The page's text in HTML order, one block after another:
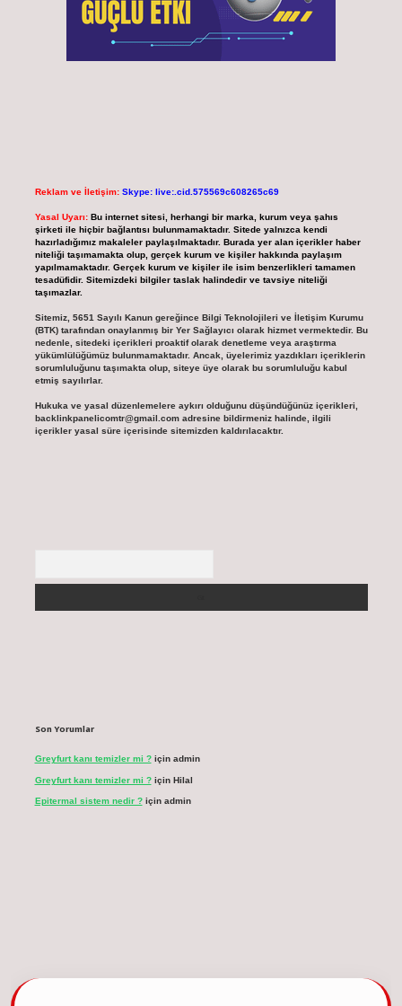
Reklam ve İletişim: Skype: live:.cid.575569c608265c69
Yasal Uyarı: Bu internet sitesi, herhangi bir marka, kurum veya şahıs
şirketi ile hiçbir bağlantısı bulunmamaktadır. Sitede yalnızca kendi
hazırladığımız makaleler paylaşılmaktadır. Burada yer alan içerikler haber
niteliği taşımamakta olup, gerçek kurum ve kişiler hakkında paylaşım
yapılmamaktadır. Gerçek kurum ve kişiler ile isim benzerlikleri tamamen
tesadüfidir. Sitemizdeki bilgiler taslak halindedir ve tavsiye niteliği
taşımazlar.
Sitemiz, 5651 Sayılı Kanun gereğince Bilgi Teknolojileri ve İletişim Kurumu
(BTK) tarafından onaylanmış bir Yer Sağlayıcı olarak hizmet vermektedir. Bu
nedenle, sitedeki içerikleri proaktif olarak denetleme veya araştırma
yükümlülüğümüz bulunmamaktadır. Ancak, üyelerimiz yazdıkları içeriklerin
sorumluluğunu taşımakta olup, siteye üye olarak bu sorumluluğu kabul
etmiş sayılırlar.
Hukuka ve yasal düzenlemelere aykırı olduğunu düşündüğünüz içerikleri,
backlinkpanelicomtr@gmail.comadresine bildirmeniz halinde, ilgili
içerikler yasal süre içerisinde sitemizden kaldırılacaktır.
Son Yorumlar
Greyfurt kanı temizler mi ?için admin
Greyfurt kanı temizler mi ?için Hilal
Epitermal sistem nedir ?için admin